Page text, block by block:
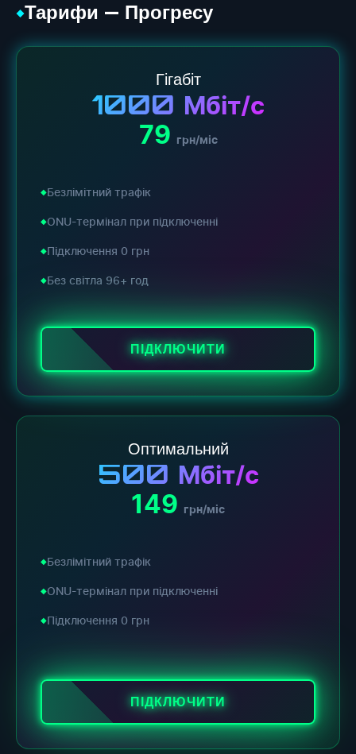
◆Тарифи — Прогресу
Гігабіт
1000 Мбіт/с
79 грн/міс
Безлімітний трафік
ONU-термінал при підключенні
Підключення 0 грн
Без світла 96+ год
ПІДКЛЮЧИТИ
Оптимальний
500 Мбіт/с
149 грн/міс
Безлімітний трафік
ONU-термінал при підключенні
Підключення 0 грн
ПІДКЛЮЧИТИ